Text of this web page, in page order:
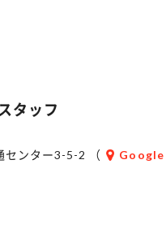
タッフ
センター3-5-2 （